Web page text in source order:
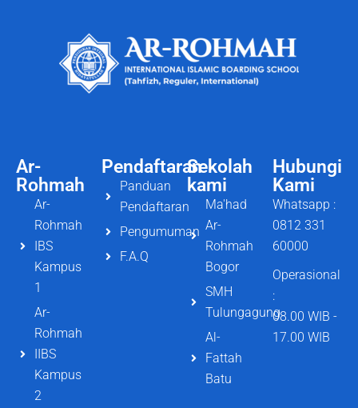
Ar-
Rohmah
Ar-
Rohmah
IBS
Kampus
1
Ar-
Rohmah
IIBS
Kampus
2
Pendaftaran
Panduan
Pendaftaran
Pengumuman
F.A.Q
Hubungi
Kami
Whatsapp :
0812 331
60000
Operasional
:
08.00 WIB -
17.00 WIB
Sekolah
kami
Ma'had
Ar-
Rohmah
Bogor
SMH
Tulungagung
Al-
Fattah
Batu